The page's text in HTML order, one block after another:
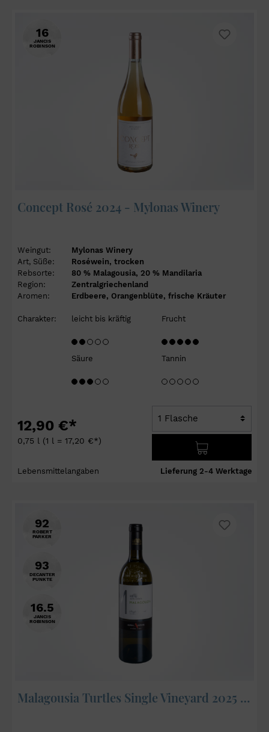
16
JANCIS
ROBINSON
Concept Rosé 2024 - Mylonas Winery
Weingut:
Mylonas Winery
Art, Süße:
Roséwein, trocken
Rebsorte:
80 % Malagousia, 20 % Mandilaria
Region:
Zentralgriechenland
Aromen:
Erdbeere, Orangenblüte, frische Kräuter
Charakter: leicht bis kräftig Frucht
Säure Tannin
12,90 €*
0,75 l (1 l = 17,20 €*)
Lebensmittelangaben Lieferung 2-4 Werktage
92
ROBERT
PARKER
93
DECANTER
PUNKTE
16.5
JANCIS
ROBINSON
Malagousia Turtles Single Vineyard 2025 - Alpha Estate